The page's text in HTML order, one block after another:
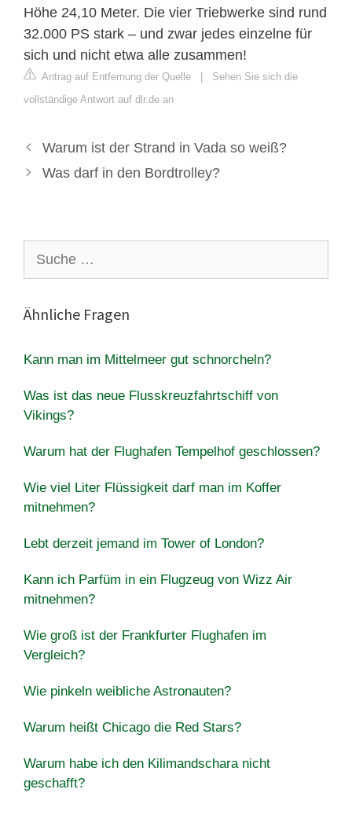
Höhe 24,10 Meter. Die vier Triebwerke sind rund
32.000 PS stark – und zwar jedes einzelne für
sich und nicht etwa alle zusammen!
Antrag auf Entfernung der Quelle | Sehen Sie sich die
vollständige Antwort auf dlr.de an
Warum ist der Strand in Vada so weiß?
Was darf in den Bordtrolley?
nach:
Ähnliche Fragen
Kann man im Mittelmeer gut schnorcheln?
Was ist das neue Flusskreuzfahrtschiff von
Vikings?
Warum hat der Flughafen Tempelhof geschlossen?
Wie viel Liter Flüssigkeit darf man im Koffer
mitnehmen?
Lebt derzeit jemand im Tower of London?
Kann ich Parfüm in ein Flugzeug von Wizz Air
mitnehmen?
Wie groß ist der Frankfurter Flughafen im
Vergleich?
Wie pinkeln weibliche Astronauten?
Warum heißt Chicago die Red Stars?
Warum habe ich den Kilimandschara nicht
geschafft?